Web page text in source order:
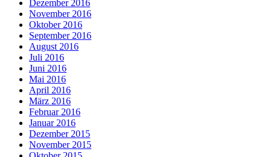
Dezember 2016
November 2016
Oktober 2016
September 2016
August 2016
Juli 2016
Juni 2016
Mai 2016
April 2016
März 2016
Februar 2016
Januar 2016
Dezember 2015
November 2015